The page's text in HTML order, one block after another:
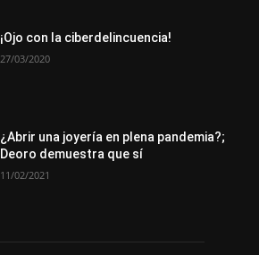
¡Ojo con la ciberdelincuencia!
27/03/2020
¿Abrir una joyería en plena pandemia?;
Deoro demuestra que sí
11/02/2021